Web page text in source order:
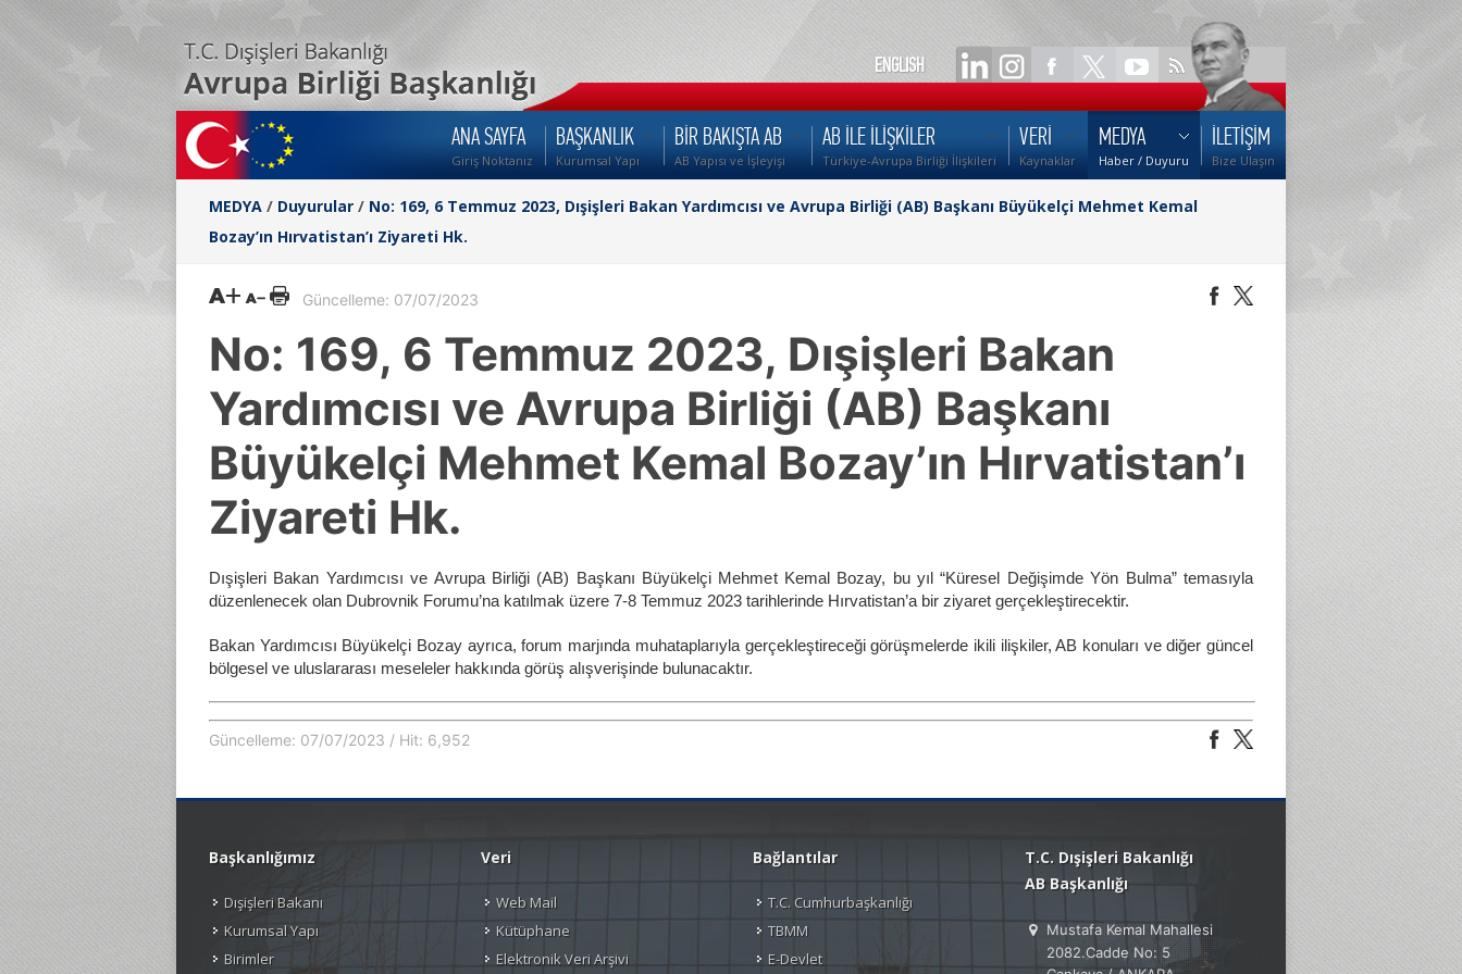
ENGLISH
ANA SAYFA
Giriş Noktanız
BAŞKANLIK
Kurumsal Yapı
BİR BAKIŞTA AB
AB Yapısı ve İşleyişi
AB İLE İLİŞKİLER
Türkiye-Avrupa Birliği İlişkileri
VERİ
Kaynaklar
MEDYA
Haber / Duyuru
İLETİŞİM
Bize Ulaşın
MEDYA / Duyurular / No: 169, 6 Temmuz 2023, Dışişleri Bakan Yardımcısı ve Avrupa Birliği (AB) Başkanı Büyükelçi Mehmet Kemal
Bozay’ın Hırvatistan’ı Ziyareti Hk.
Güncelleme: 07/07/2023
No: 169, 6 Temmuz 2023, Dışişleri Bakan
Yardımcısı ve Avrupa Birliği (AB) Başkanı
Büyükelçi Mehmet Kemal Bozay’ın Hırvatistan’ı
Ziyareti Hk.
Dışişleri Bakan Yardımcısı ve Avrupa Birliği (AB) Başkanı Büyükelçi Mehmet Kemal Bozay, bu yıl “Küresel Değişimde Yön Bulma” temasıyla
düzenlenecek olan Dubrovnik Forumu’na katılmak üzere 7-8 Temmuz 2023 tarihlerinde Hırvatistan’a bir ziyaret gerçekleştirecektir.
Bakan Yardımcısı Büyükelçi Bozay ayrıca, forum marjında muhataplarıyla gerçekleştireceği görüşmelerde ikili ilişkiler, AB konuları ve diğer güncel
bölgesel ve uluslararası meseleler hakkında görüş alışverişinde bulunacaktır.
Güncelleme: 07/07/2023 / Hit: 6,952
Başkanlığımız
Dışişleri Bakanı
Kurumsal Yapı
Birimler
Veri
Web Mail
Kütüphane
Elektronik Veri Arşivi
Bağlantılar
T.C. Cumhurbaşkanlığı
TBMM
E-Devlet
T.C. Dışişleri Bakanlığı
AB Başkanlığı
Mustafa Kemal Mahallesi
2082.Cadde No: 5